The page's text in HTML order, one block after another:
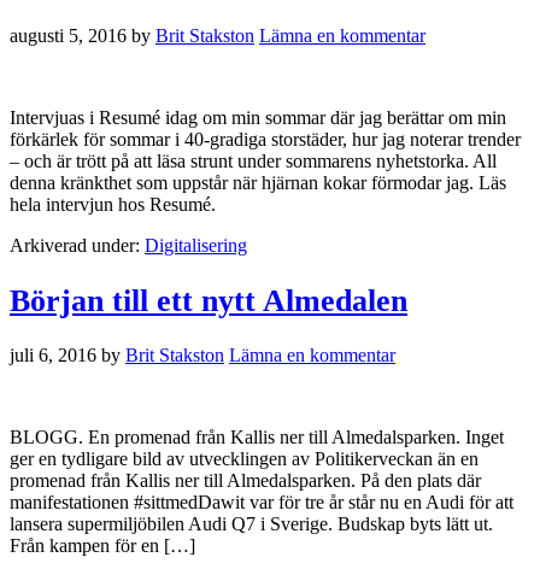
augusti 5, 2016 by Brit Stakston Lämna en kommentar
Intervjuas i Resumé idag om min sommar där jag berättar om min
förkärlek för sommar i 40-gradiga storstäder, hur jag noterar trender
– och är trött på att läsa strunt under sommarens nyhetstorka. All
denna kränkthet som uppstår när hjärnan kokar förmodar jag. Läs
hela intervjun hos Resumé.
Arkiverad under: Digitalisering
Början till ett nytt Almedalen
juli 6, 2016 by Brit Stakston Lämna en kommentar
BLOGG. En promenad från Kallis ner till Almedalsparken. Inget
ger en tydligare bild av utvecklingen av Politikerveckan än en
promenad från Kallis ner till Almedalsparken. På den plats där
manifestationen #sittmedDawit var för tre år står nu en Audi för att
lansera supermiljöbilen Audi Q7 i Sverige. Budskap byts lätt ut.
Från kampen för en […]